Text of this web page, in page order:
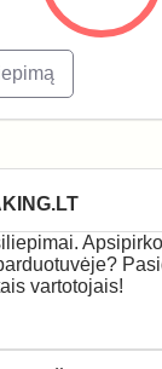
vartotojais!